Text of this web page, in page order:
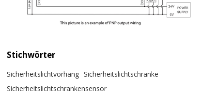
Stichwörter
Sicherheitslichtvorhang Sicherheitslichtschranke
Sicherheitslichtschrankensensor